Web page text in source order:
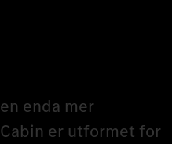
enda mer
er utformet for